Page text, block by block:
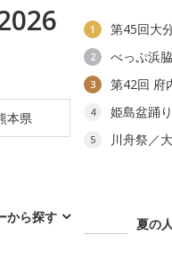
本県
から探す
1 第45回大
2 べっぷ浜
3 第42回 府
4 姫島盆踊
5
川舟祭／
夏の